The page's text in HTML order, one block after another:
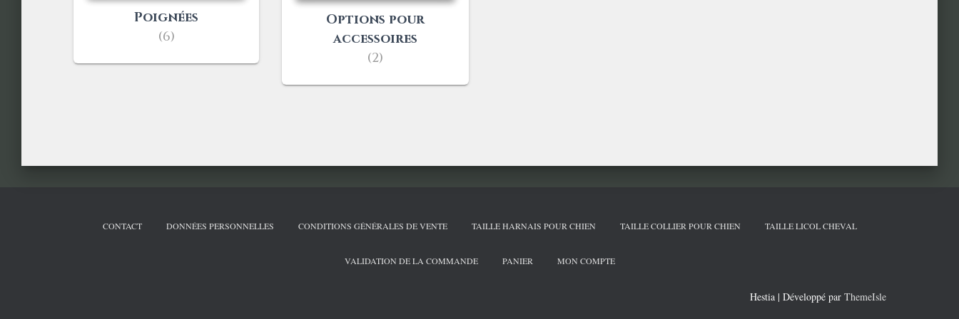
Poignées
(6)
Options pour
accessoires
(2)
CONTACT DONNÉES PERSONNELLES CONDITIONS GÉNÉRALES DE VENTE TAILLE HARNAIS POUR CHIEN TAILLE COLLIER POUR CHIEN TAILLE LICOL CHEVAL
VALIDATION DE LA COMMANDE PANIER MON COMPTE
Hestia | Développé par ThemeIsle